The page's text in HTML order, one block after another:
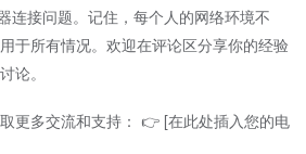
连接问题。记住，每个人的网络环境不
于所有情况。欢迎在评论区分享你的经验
论。
更多交流和支持： 👉 [在此处插入您的电